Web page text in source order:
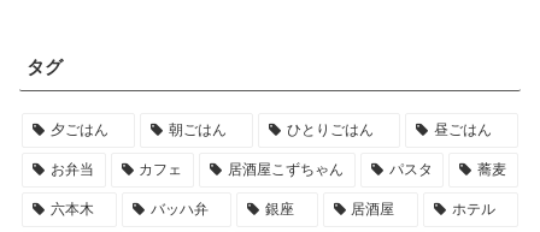
タグ
夕ごはん 朝ごはん ひとりごはん 昼ごはん
お弁当 カフェ 居酒屋こずちゃん パスタ 蕎麦
六本木 バッハ弁 銀座 居酒屋 ホテル